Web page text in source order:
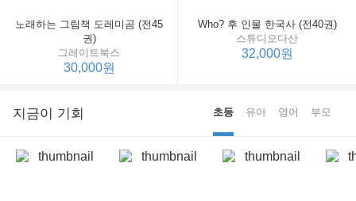
노래하는 그림책 도레미곰 (전45
권)
그레이트북스
30,000원
Who? 후 인물 한국사 (전40권)
스튜디오다산
32,000원
지금이 기회 초등 유아 영어 부모